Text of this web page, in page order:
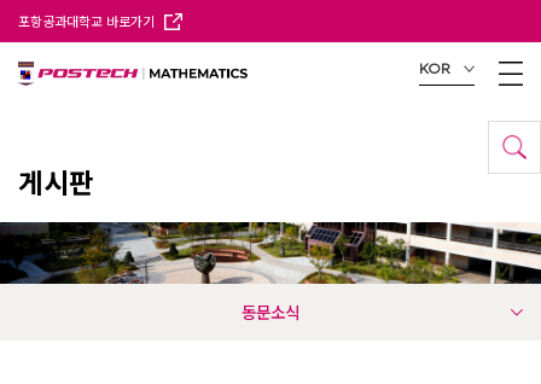
포항공과대학교 바로가기
KOR
게시판
동문소식